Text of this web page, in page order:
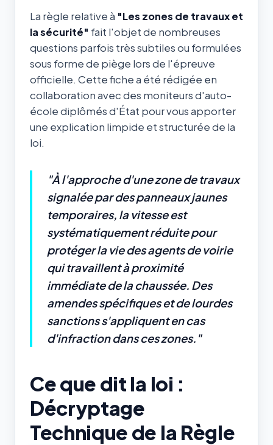
La règle relative à "Les zones de travaux et
la sécurité" fait l'objet de nombreuses
questions parfois très subtiles ou formulées
sous forme de piège lors de l'épreuve
officielle. Cette fiche a été rédigée en
collaboration avec des moniteurs d'auto-
école diplômés d'État pour vous apporter
une explication limpide et structurée de la
loi.
"À l'approche d'une zone de travaux
signalée par des panneaux jaunes
temporaires, la vitesse est
systématiquement réduite pour
protéger la vie des agents de voirie
qui travaillent à proximité
immédiate de la chaussée. Des
amendes spécifiques et de lourdes
sanctions s'appliquent en cas
d'infraction dans ces zones."
Ce que dit la loi :
Décryptage
Technique de la Règle